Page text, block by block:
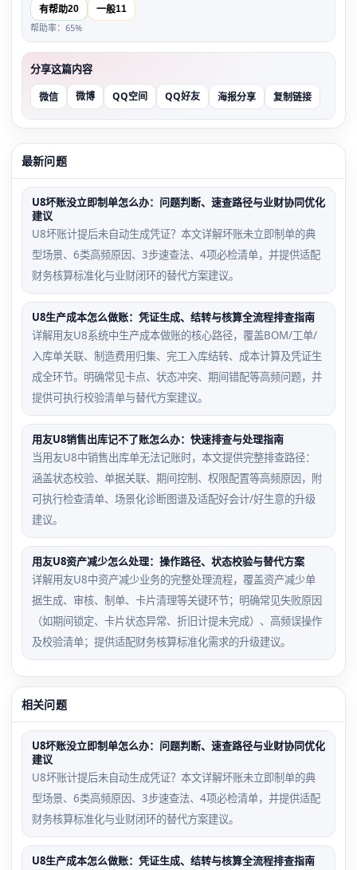
有帮助20 一般11
帮助率：65%
分享这篇内容
微信 微博 QQ空间 QQ好友 海报分享 复制链接
最新问题
U8坏账没立即制单怎么办：问题判断、速查路径与业财协同优化
建议
U8坏账计提后未自动生成凭证？本文详解坏账未立即制单的典
型场景、6类高频原因、3步速查法、4项必检清单，并提供适配
财务核算标准化与业财闭环的替代方案建议。
U8生产成本怎么做账：凭证生成、结转与核算全流程排查指南
详解用友U8系统中生产成本做账的核心路径，覆盖BOM/工单/
入库单关联、制造费用归集、完工入库结转、成本计算及凭证生
成全环节。明确常见卡点、状态冲突、期间错配等高频问题，并
提供可执行校验清单与替代方案建议。
用友U8销售出库记不了账怎么办：快速排查与处理指南
当用友U8中销售出库单无法记账时，本文提供完整排查路径：
涵盖状态校验、单据关联、期间控制、权限配置等高频原因，附
可执行检查清单、场景化诊断图谱及适配好会计/好生意的升级
建议。
用友U8资产减少怎么处理：操作路径、状态校验与替代方案
详解用友U8中资产减少业务的完整处理流程，覆盖资产减少单
据生成、审核、制单、卡片清理等关键环节；明确常见失败原因
（如期间锁定、卡片状态异常、折旧计提未完成）、高频误操作
及校验清单；提供适配财务核算标准化需求的升级建议。
相关问题
U8坏账没立即制单怎么办：问题判断、速查路径与业财协同优化
建议
U8坏账计提后未自动生成凭证？本文详解坏账未立即制单的典
型场景、6类高频原因、3步速查法、4项必检清单，并提供适配
财务核算标准化与业财闭环的替代方案建议。
U8生产成本怎么做账：凭证生成、结转与核算全流程排查指南